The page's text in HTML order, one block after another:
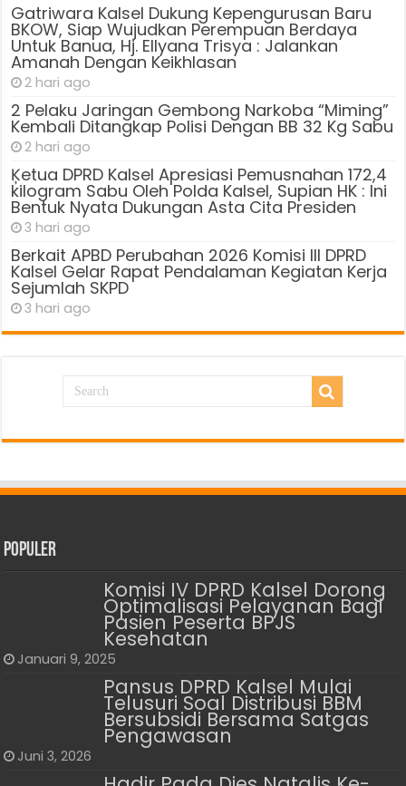
Gatriwara Kalsel Dukung Kepengurusan Baru
BKOW, Siap Wujudkan Perempuan Berdaya
Untuk Banua, Hj. Ellyana Trisya : Jalankan
Amanah Dengan Keikhlasan
2 hari ago
2 Pelaku Jaringan Gembong Narkoba “Miming”
Kembali Ditangkap Polisi Dengan BB 32 Kg Sabu
2 hari ago
Ķetua DPRD Kalsel Apresiasi Pemusnahan 172,4
kilogram Sabu Oleh Polda Kalsel, Supian HK : Ini
Bentuk Nyata Dukungan Asta Cita Presiden
3 hari ago
Berkait APBD Perubahan 2026 Komisi III DPRD
Kalsel Gelar Rapat Pendalaman Kegiatan Kerja
Sejumlah SKPD
3 hari ago
Populer
Komisi IV DPRD Kalsel Dorong
Optimalisasi Pelayanan Bagi
Pasien Peserta BPJS
Kesehatan
Januari 9, 2025
Pansus DPRD Kalsel Mulai
Telusuri Soal Distribusi BBM
Bersubsidi Bersama Satgas
Pengawasan
Juni 3, 2026